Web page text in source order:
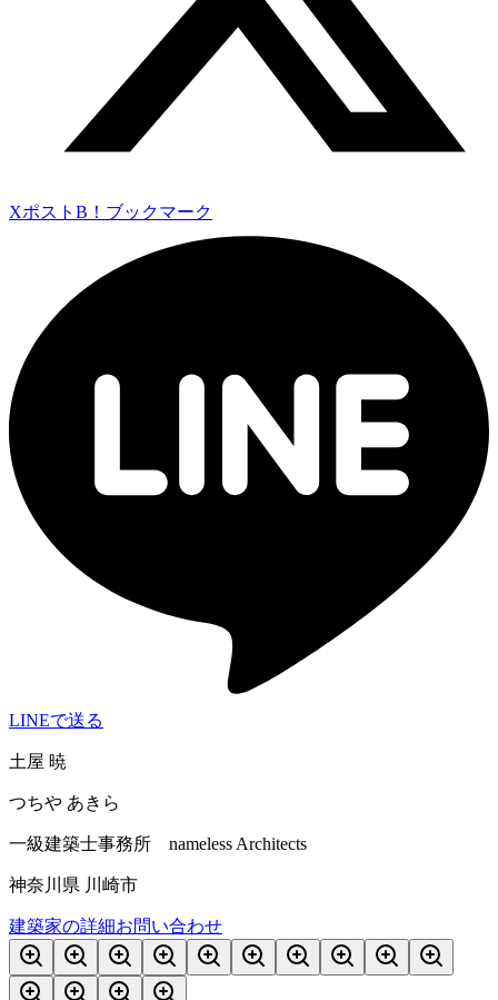
Xポスト B！ブックマーク
LINEで送る
土屋 暁
つちや あきら
一級建築士事務所 nameless Architects
神奈川県 川崎市
建築家の詳細お問い合わせ